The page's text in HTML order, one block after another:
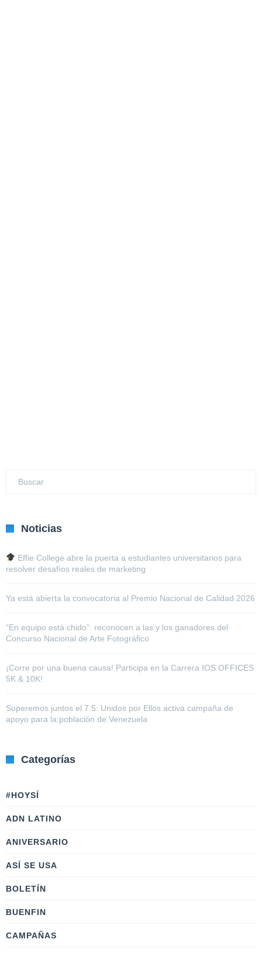
Noticias
Effie College abre la puerta a estudiantes universitarios para
resolver desafíos reales de marketing
Ya está abierta la convocatoria al Premio Nacional de Calidad 2026
“En equipo está chido”: reconocen a las y los ganadores del
Concurso Nacional de Arte Fotográfico
¡Corre por una buena causa! Participa en la Carrera IOS OFFICES
5K & 10K!
Superemos juntos el 7.5: Unidos por Ellos activa campaña de
apoyo para la población de Venezuela
Categorías
#HOYSÍ
ADN LATINO
ANIVERSARIO
ASÍ SE USA
BOLETÍN
BUENFIN
CAMPAÑAS